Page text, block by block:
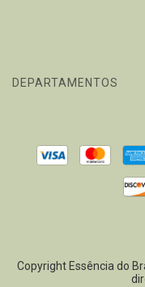
DEPARTAMENTOS
Copyright Essência do